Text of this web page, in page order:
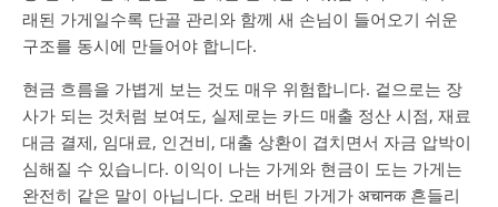
래된 가게일수록 단골 관리와 함께 새 손님이 들어오기 쉬운
구조를 동시에 만들어야 합니다.
현금 흐름을 가볍게 보는 것도 매우 위험합니다. 겉으로는 장
사가 되는 것처럼 보여도, 실제로는 카드 매출 정산 시점, 재료
대금 결제, 임대료, 인건비, 대출 상환이 겹치면서 자금 압박이
심해질 수 있습니다. 이익이 나는 가게와 현금이 도는 가게는
완전히 같은 말이 아닙니다. 오래 버틴 가게가 अचानक 흔들리